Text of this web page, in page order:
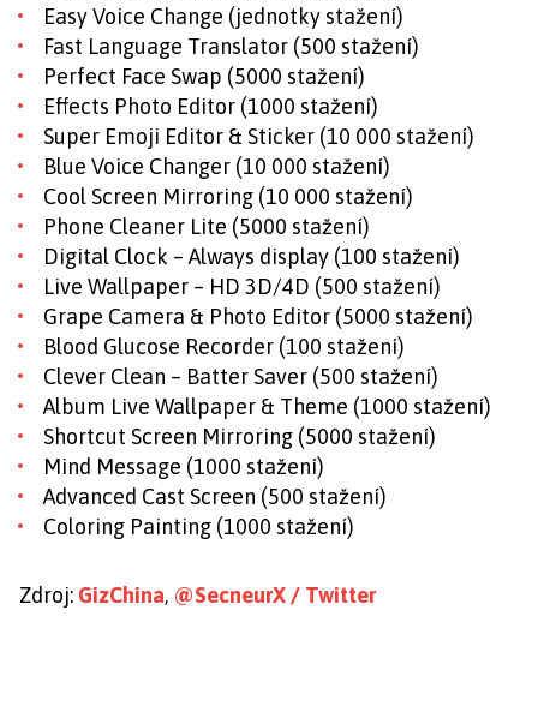
Easy Voice Change (jednotky stažení)
Fast Language Translator (500 stažení)
Perfect Face Swap (5000 stažení)
Effects Photo Editor (1000 stažení)
Super Emoji Editor & Sticker (10 000 stažení)
Blue Voice Changer (10 000 stažení)
Cool Screen Mirroring (10 000 stažení)
Phone Cleaner Lite (5000 stažení)
Digital Clock – Always display (100 stažení)
Live Wallpaper – HD 3D/4D (500 stažení)
Grape Camera & Photo Editor (5000 stažení)
Blood Glucose Recorder (100 stažení)
Clever Clean – Batter Saver (500 stažení)
Album Live Wallpaper & Theme (1000 stažení)
Shortcut Screen Mirroring (5000 stažení)
Mind Message (1000 stažení)
Advanced Cast Screen (500 stažení)
Coloring Painting (1000 stažení)
Zdroj: GizChina, @SecneurX / Twitter